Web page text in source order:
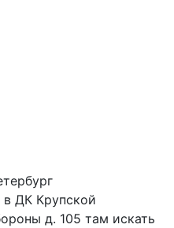
в ДК Крупской
д. 105 там искать